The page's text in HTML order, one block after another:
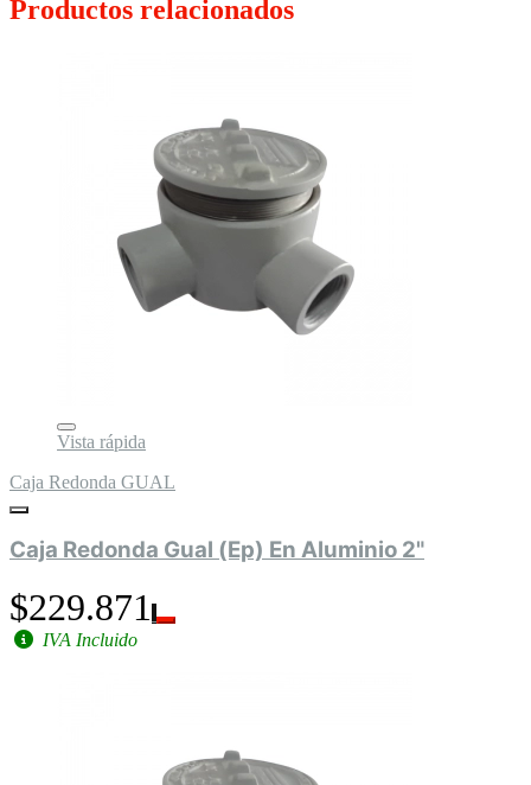
Productos relacionados
Vista rápida
Caja Redonda GUAL
Caja Redonda Gual (Ep) En Aluminio 2"
$229.871
IVA Incluido